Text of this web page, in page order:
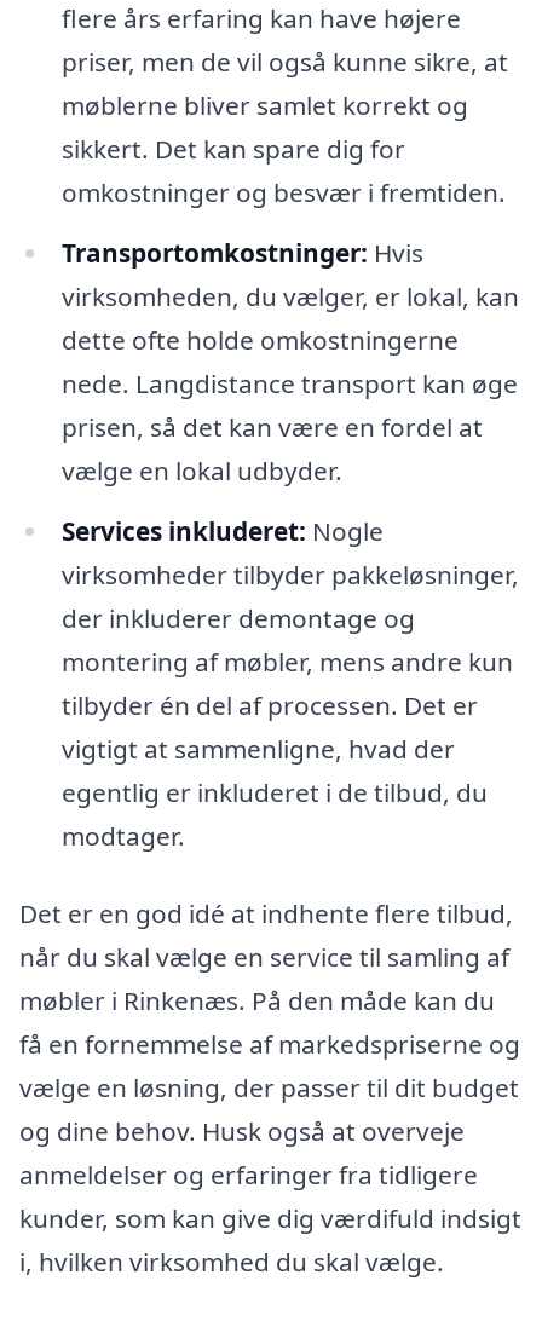
flere års erfaring kan have højere
priser, men de vil også kunne sikre, at
møblerne bliver samlet korrekt og
sikkert. Det kan spare dig for
omkostninger og besvær i fremtiden.
Transportomkostninger: Hvis
virksomheden, du vælger, er lokal, kan
dette ofte holde omkostningerne
nede. Langdistance transport kan øge
prisen, så det kan være en fordel at
vælge en lokal udbyder.
Services inkluderet: Nogle
virksomheder tilbyder pakkeløsninger,
der inkluderer demontage og
montering af møbler, mens andre kun
tilbyder én del af processen. Det er
vigtigt at sammenligne, hvad der
egentlig er inkluderet i de tilbud, du
modtager.
Det er en god idé at indhente flere tilbud,
når du skal vælge en service til samling af
møbler i Rinkenæs. På den måde kan du
få en fornemmelse af markedspriserne og
vælge en løsning, der passer til dit budget
og dine behov. Husk også at overveje
anmeldelser og erfaringer fra tidligere
kunder, som kan give dig værdifuld indsigt
i, hvilken virksomhed du skal vælge.